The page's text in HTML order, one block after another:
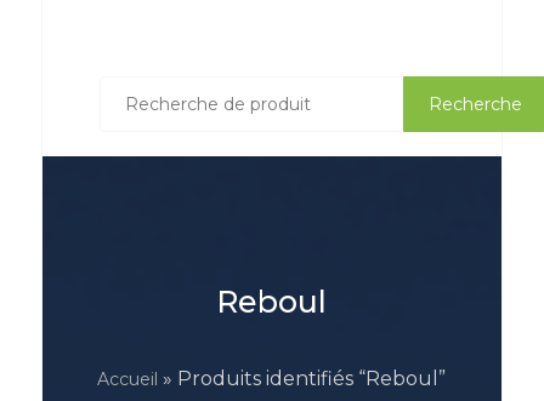
pour :
Recherche
Reboul
Accueil » Produits identifiés “Reboul”